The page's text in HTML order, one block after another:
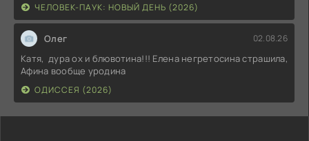
ЧЕЛОВЕК-ПАУК: НОВЫЙ ДЕНЬ (2026)
Олег 02.08.26
Катя, дура ох и блювотина!!! Елена негретосина страшила,
Афина вообще уродина
ОДИССЕЯ (2026)